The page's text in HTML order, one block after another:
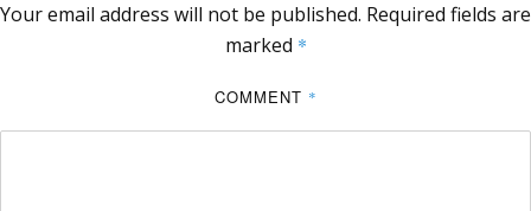
Your email address will not be published. Required fields are
marked *
COMMENT *